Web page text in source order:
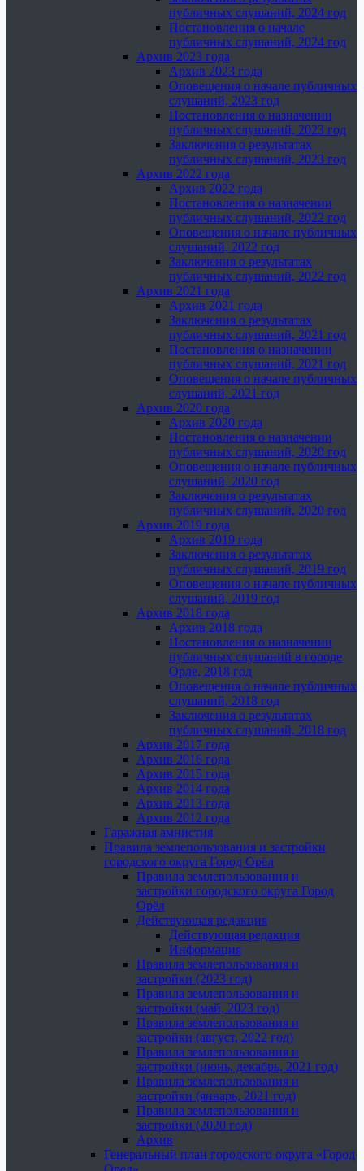
публичных слушаний, 2024 год
Постановления о начале
публичных слушаний, 2024 год
Архив 2023 года
Архив 2023 года
Оповещения о начале публичных
слушаний, 2023 год
Постановления о назначении
публичных слушаний, 2023 год
Заключения о результатах
публичных слушаний, 2023 год
Архив 2022 года
Архив 2022 года
Постановления о назначении
публичных слушаний, 2022 год
Оповещения о начале публичных
слушаний, 2022 год
Заключения о результатах
публичных слушаний, 2022 год
Архив 2021 года
Архив 2021 года
Заключения о результатах
публичных слушаний, 2021 год
Постановления о назначении
публичных слушаний, 2021 год
Оповещения о начале публичных
слушаний, 2021 год
Архив 2020 года
Архив 2020 года
Постановления о назначении
публичных слушаний, 2020 год
Оповещения о начале публичных
слушаний, 2020 год
Заключения о результатах
публичных слушаний, 2020 год
Архив 2019 года
Архив 2019 года
Заключения о результатах
публичных слушаний, 2019 год
Оповещения о начале публичных
слушаний, 2019 год
Архив 2018 года
Архив 2018 года
Постановления о назначении
публичных слушаний в городе
Орле, 2018 год
Оповещения о начале публичных
слушаний, 2018 год
Заключения о результатах
публичных слушаний, 2018 год
Архив 2017 года
Архив 2016 года
Архив 2015 года
Архив 2014 года
Архив 2013 года
Архив 2012 года
Гаражная амнистия
Правила землепользования и застройки
городского округа Город Орёл
Правила землепользования и
застройки городского округа Город
Орёл
Действующая редакция
Действующая редакция
Информация
Правила землепользования и
застройки (2023 год)
Правила землепользования и
застройки (май, 2023 год)
Правила землепользования и
застройки (август, 2022 год)
Правила землепользования и
застройки (июнь, декабрь, 2021 год)
Правила землепользования и
застройки (январь, 2021 год)
Правила землепользования и
застройки (2020 год)
Архив
Генеральный план городского округа «Город